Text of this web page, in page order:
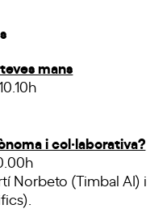
mans
i col·laborativa?
Norbeto (Timbal AI) i